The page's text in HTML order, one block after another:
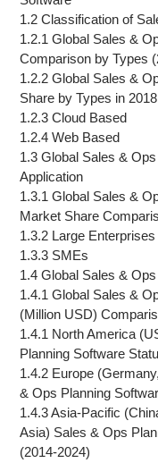
1.2 Classification of
1.2.1 Global Sales &
Comparison by Types
1.2.2 Global Sales &
Share by Types in 2018
1.2.3 Cloud Based
1.2.4 Web Based
1.3 Global Sales &
Application
1.3.1 Global Sales &
Market Share
1.3.2 Large Enterprises
1.3.3 SMEs
1.4 Global Sales &
1.4.1 Global Sales &
(Million USD)
1.4.1 North America
Planning Software
1.4.2 Europe
& Ops Planning
1.4.3 Asia-Pacific
Asia) Sales & Ops
(2014-2024)